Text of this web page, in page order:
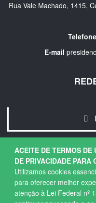
ACEITE DE TERMOS DE
DE PRIVACIDADE PARA
Utilizamos cookies
para oferecer melhor
atenção à Lei Federal nº
Rua Vale Machado, 1415,
E-mail
Copyright © 2026.